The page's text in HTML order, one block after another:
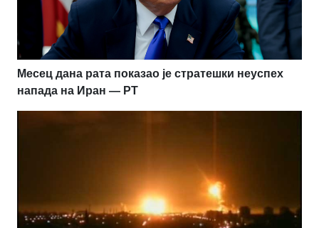
Месец дана рата показао је стратешки неуспех
напада на Иран — РТ